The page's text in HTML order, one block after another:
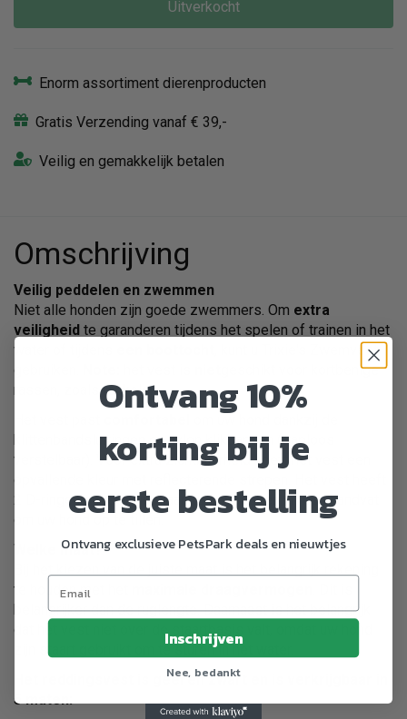
Uitverkocht
Enorm assortiment dierenproducten
Gratis Verzending vanaf € 39,-
Veilig en gemakkelijk betalen
Omschrijving
Veilig peddelen en zwemmen
Niet alle honden zijn goede zwemmers. Om extra
veiligheid te garanderen tijdens het spelen of trainen in het
water of tijdens
, kunt u Trixie's Zwemvest
gebruiken.
geschikt voor kortbenige
rassen, zoals teckels.
klittenbandsluitingen en nylon klikbanden (traploos
verstelbaar). Voor extra zichtbaarheid heeft het vest een
opvallende kleur met reflecterende strepen. Het vest heeft
2 D-ringen om een riem aan te bevestigen en een handvat
om uw hond op te tillen.
Welke maat?
te houden met het
belangrijker dan de ruglengte. Daarnaast is het belangrijk
dat het vest niet over de staartbasis valt, omdat uw hond
zijn staart gebruikt om te sturen in het water.
Het reddingsvest is geel en zwart en is verkrijgbaar in
5 maten:
Ontvang 10%
korting bij je
eerste bestelling
Ontvang exclusieve PetsPark deals en nieuwtjes
Inschrijven
Nee, bedankt